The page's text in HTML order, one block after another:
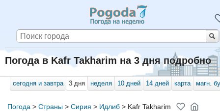
Погода в Kafr Takharim на 3 дня подробно
сегодня и завтра 3 дня неделя 10 дней 14 дней карта магн.
Погода > Страны> Сирия > Идлиб> Kafr Takharim